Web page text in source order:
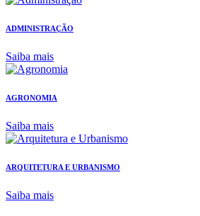
ADMINISTRAÇÃO
Saiba mais
AGRONOMIA
Saiba mais
ARQUITETURA E URBANISMO
Saiba mais